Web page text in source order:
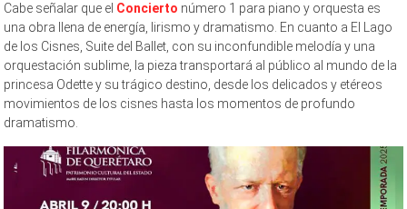
Cabe señalar que el Concierto número 1 para piano y orquesta es
una obra llena de energía, lirismo y dramatismo. En cuanto a El Lago
de los Cisnes, Suite del Ballet, con su inconfundible melodía y una
orquestación sublime, la pieza transportará al público al mundo de la
princesa Odette y su trágico destino, desde los delicados y etéreos
movimientos de los cisnes hasta los momentos de profundo
dramatismo.